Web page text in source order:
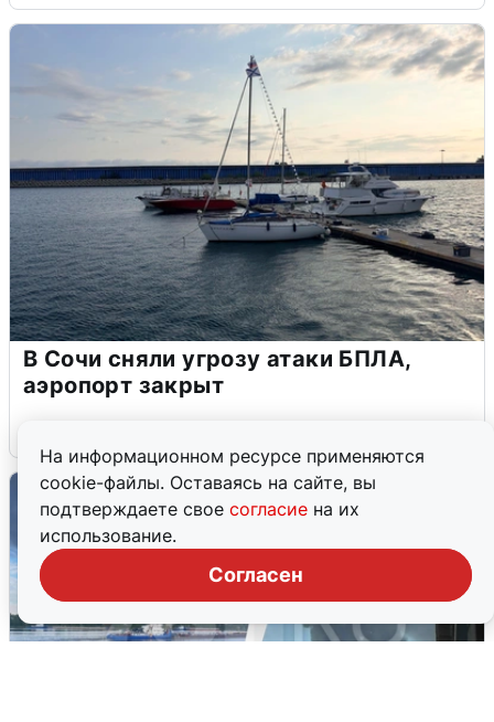
На информационном ресурсе применяются
cookie-файлы. Оставаясь на сайте, вы
подтверждаете свое согласие на их
использование.
Согласен
В Сочи сняли угрозу атаки БПЛА,
аэропорт закрыт